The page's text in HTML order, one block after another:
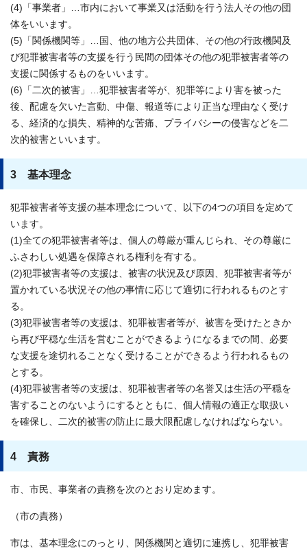
(4)「事業者」…市内において事業又は活動を行う法人その他の団
体をいいます。
(5)「関係機関等」…国、他の地方公共団体、その他の行政機関及
び犯罪被害者等の支援を行う民間の団体その他の犯罪被害者等の
支援に関係するものをいいます。
(6)「二次的被害」…犯罪被害者等が、犯罪等により害を被った
後、配慮を欠いた言動、中傷、報道等により正当な理由なく受け
る、経済的な損失、精神的な苦痛、プライバシーの侵害などを二
次的被害といいます。
3 基本理念
犯罪被害者等支援の基本理念について、以下の4つの項目を定めて
います。
(1)全ての犯罪被害者等は、個人の尊厳が重んじられ、その尊厳に
ふさわしい処遇を保障される権利を有する。
(2)犯罪被害者等の支援は、被害の状況及び原因、犯罪被害者等が
置かれている状況その他の事情に応じて適切に行われるものとす
る。
(3)犯罪被害者等の支援は、犯罪被害者等が、被害を受けたときか
ら再び平穏な生活を営むことができるようになるまでの間、必要
な支援を途切れることなく受けることができるよう行われるもの
とする。
(4)犯罪被害者等の支援は、犯罪被害者等の名誉又は生活の平穏を
害することのないようにするとともに、個人情報の適正な取扱い
を確保し、二次的被害の防止に最大限配慮しなければならない。
4 責務
市、市民、事業者の責務を次のとおり定めます。
（市の責務）
市は、基本理念にのっとり、関係機関と適切に連携し、犯罪被害